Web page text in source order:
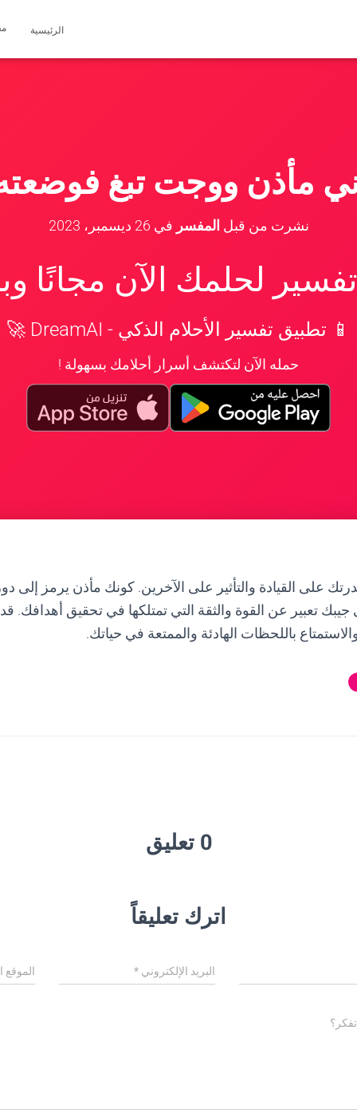
الرئيسية
مأذن ووجت تبغ
نشرت من قبل المفسر في 26 ديسمبر، 2023
لحلمك الآن مجانًا
📱 تطبيق تفسير الأحلام الذكي - DreamAI 🚀
حمله الآن لتكتشف أسرار أحلامك بسهولة !
على القيادة والتأثير على الآخرين. كونك مأذن يرمز إلى
جيبك تعبير عن القوة والثقة التي تمتلكها في تحقيق أهدافك.
باللحظات الهادئة والممتعة في حياتك.
0 تعليق
اترك تعليقاً
البريد الإلكتروني* الموقع